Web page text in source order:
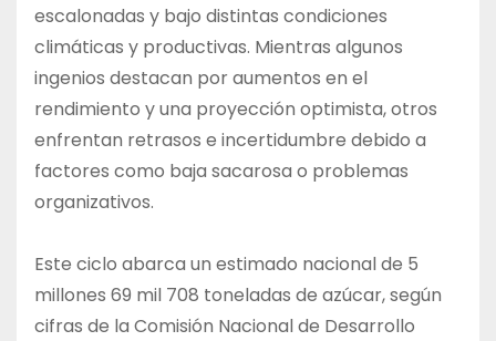
escalonadas y bajo distintas condiciones
climáticas y productivas. Mientras algunos
ingenios destacan por aumentos en el
rendimiento y una proyección optimista, otros
enfrentan retrasos e incertidumbre debido a
factores como baja sacarosa o problemas
organizativos.
Este ciclo abarca un estimado nacional de 5
millones 69 mil 708 toneladas de azúcar, según
cifras de la Comisión Nacional de Desarrollo